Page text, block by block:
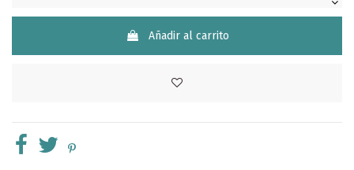
Añadir al carrito